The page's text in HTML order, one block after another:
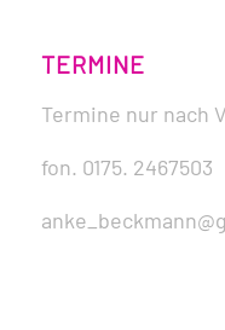
TERMINE
Termine nur nach
fon. 0175. 2467503